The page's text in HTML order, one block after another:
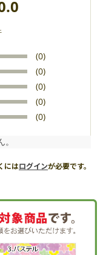
(0)
(0)
(0)
(0)
(0)
にはログインが必要です。